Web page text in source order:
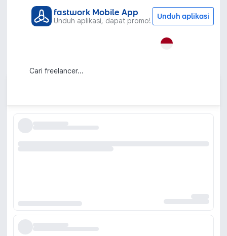
fastwork Mobile App
Unduh aplikasi, dapat promo! Unduh aplikasi
Pasang Kaca Film Jendela
Profesional dan Terpercaya